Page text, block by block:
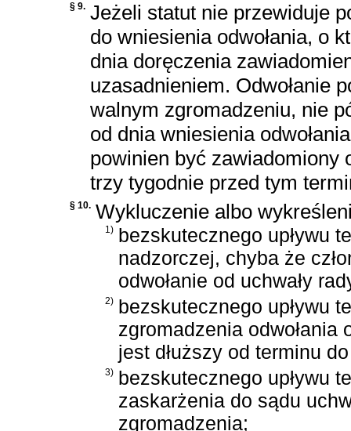
§ 9. Jeżeli statut nie przewiduje
do wniesienia odwołania, o
dnia doręczenia
uzasadnieniem. Odwołanie
walnym zgromadzeniu, nie
od dnia wniesienia
powinien być zawiadomiony
trzy tygodnie przed tym
§ 10. Wykluczenie albo
1) bezskutecznego upływu
nadzorczej, chyba że
odwołanie od uchwały
2) bezskutecznego upływu
zgromadzenia odwołania
jest dłuższy od terminu
3) bezskutecznego upływu
zaskarżenia do sądu
zgromadzenia;